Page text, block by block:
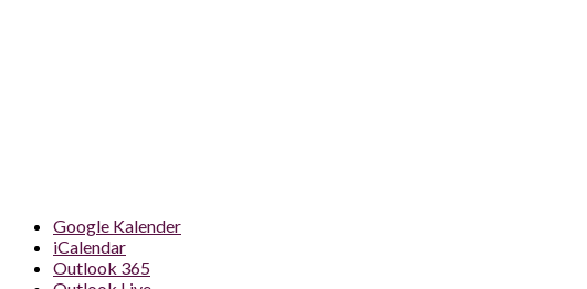
Google Kalender
iCalendar
Outlook 365